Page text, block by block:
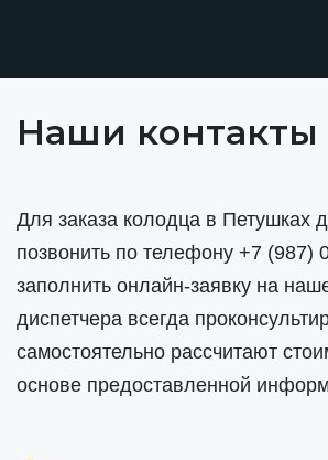
Наши контакты
Для заказа колодца в Петушках
позвонить по телефону +7 (987)
заполнить онлайн-заявку на
диспетчера всегда
самостоятельно рассчитают
основе предоставленной